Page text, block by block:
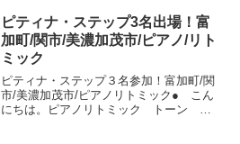
ピティナ・ステップ3名出場！富
加町/関市/美濃加茂市/ピアノ/リト
ミック
ピティナ・ステップ３名参加！富加町/関
市/美濃加茂市/ピアノリトミック● こん
にちは。ピアノリトミック トーン み